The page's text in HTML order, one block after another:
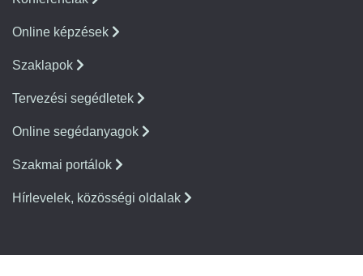
Online képzések
Szaklapok
Tervezési segédletek
Online segédanyagok
Szakmai portálok
Hírlevelek, közösségi oldalak